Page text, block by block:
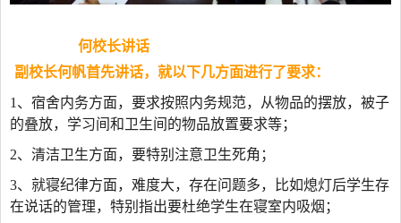
何校长讲话
副校长何帆首先讲话，就以下几方面进行了要求：
1 、宿舍内务方面，要求按照内务规范，从物品的摆放，被子
的叠放，学习间和卫生间的物品放置要求等；
2、清洁卫生方面，要特别注意卫生死角；
3、就寝纪律方面，难度大，存在问题多，比如熄灯后学生存
在说话的管理，特别指出要杜绝学生在寝室内吸烟；